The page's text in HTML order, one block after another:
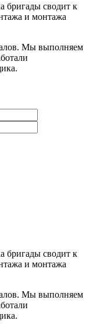
бригады сводит к
и монтажа
Мы выполняем
бригады сводит к
и монтажа
Мы выполняем